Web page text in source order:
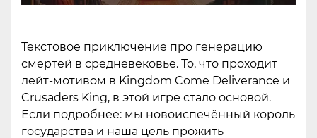
Текстовое приключение про генерацию
смертей в средневековье. То, что проходит
лейт-мотивом в Kingdom Come Deliverance и
Crusaders King, в этой игре стало основой.
Если подробнее: мы новоиспечённый король
государства и наша цель прожить